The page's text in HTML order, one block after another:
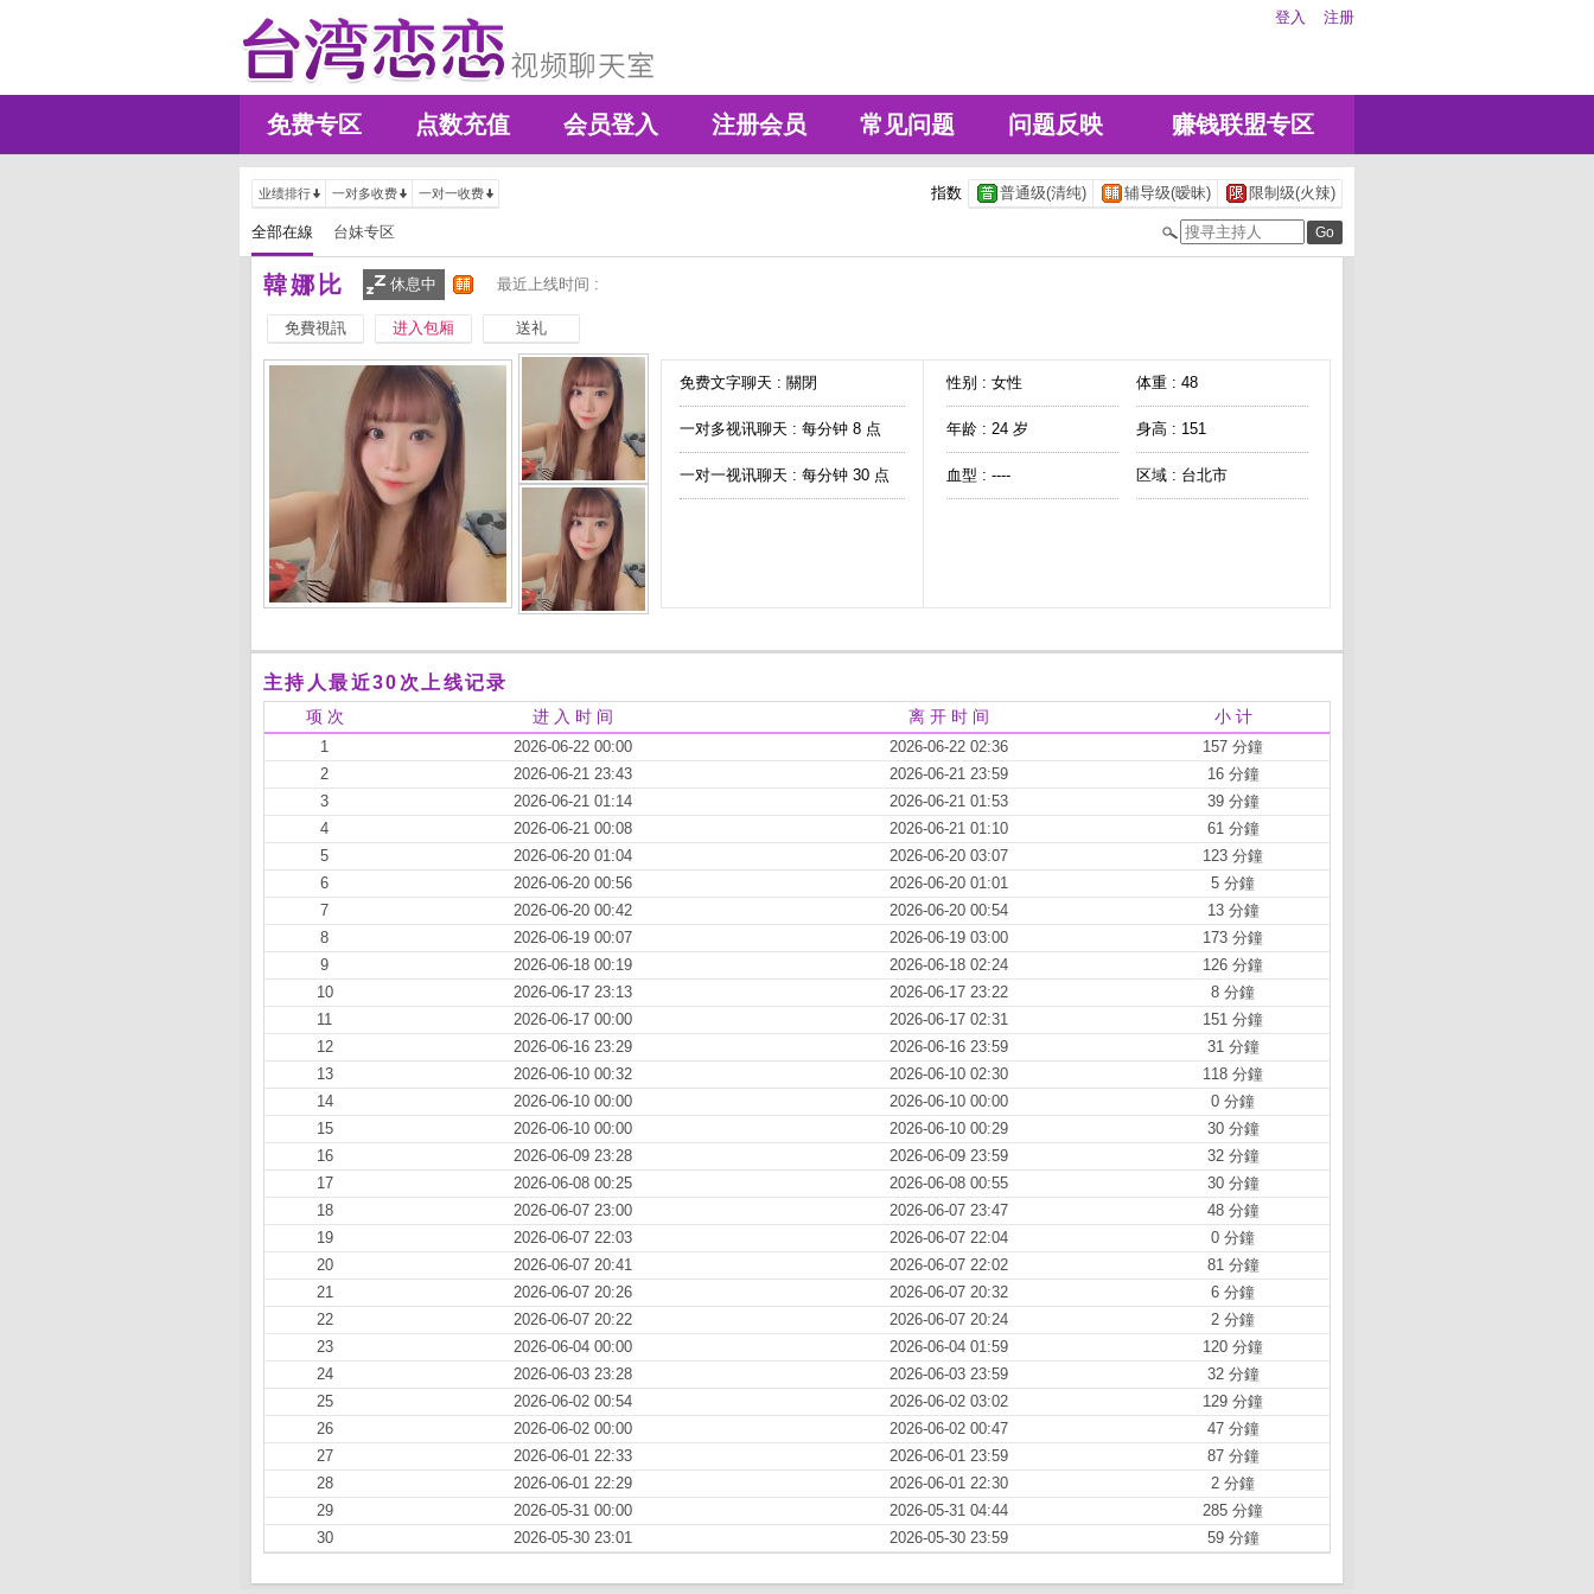
登入 注册
免费专区 点数充值 会员登入 注册会员 常见问题 问题反映 赚钱联盟专区
业绩排行 一对多收费 一对一收费 指数 普通级(清纯) 辅导级(暧昧) 限制级(火辣)
全部在線 台妹专区
韓娜比 休息中 最近上线时间 :
免費視訊 进入包厢 送礼
免费文字聊天 : 關閉
一对多视讯聊天 : 每分钟 8 点
一对一视讯聊天 : 每分钟 30 点
性别 : 女性 体重 : 48
年龄 : 24 岁 身高 : 151
血型 : ---- 区域 : 台北市
主持人最近30次上线记录
项 次 进 入 时 间 离 开 时 间 小 计
1 2026-06-22 00:00 2026-06-22 02:36
157 分鐘
2
2026-06-21 23:43 2026-06-21 23:59
16 分鐘
3
2026-06-21 01:14 2026-06-21 01:53
39 分鐘
4
2026-06-21 00:08 2026-06-21 01:10
61 分鐘
5
2026-06-20 01:04 2026-06-20 03:07
123 分鐘
6
2026-06-20 00:56 2026-06-20 01:01
5 分鐘
7
2026-06-20 00:42 2026-06-20 00:54
13 分鐘
8
2026-06-19 00:07 2026-06-19 03:00
173 分鐘
9
2026-06-18 00:19 2026-06-18 02:24
126 分鐘
10
2026-06-17 23:13 2026-06-17 23:22
8 分鐘
11
2026-06-17 00:00 2026-06-17 02:31
151 分鐘
12
2026-06-16 23:29 2026-06-16 23:59
31 分鐘
13
2026-06-10 00:32 2026-06-10 02:30
118 分鐘
14
2026-06-10 00:00 2026-06-10 00:00
0 分鐘
15
2026-06-10 00:00 2026-06-10 00:29
30 分鐘
16
2026-06-09 23:28 2026-06-09 23:59
32 分鐘
17
2026-06-08 00:25 2026-06-08 00:55
30 分鐘
18
2026-06-07 23:00 2026-06-07 23:47
48 分鐘
19
2026-06-07 22:03 2026-06-07 22:04
0 分鐘
20
2026-06-07 20:41 2026-06-07 22:02
81 分鐘
21
2026-06-07 20:26 2026-06-07 20:32
6 分鐘
22
2026-06-07 20:22 2026-06-07 20:24
2 分鐘
23
2026-06-04 00:00 2026-06-04 01:59
120 分鐘
24
2026-06-03 23:28 2026-06-03 23:59
32 分鐘
25
2026-06-02 00:54 2026-06-02 03:02
129 分鐘
26
2026-06-02 00:00 2026-06-02 00:47
47 分鐘
27
2026-06-01 22:33 2026-06-01 23:59
87 分鐘
28
2026-06-01 22:29 2026-06-01 22:30
2 分鐘
29
2026-05-31 00:00 2026-05-31 04:44
285 分鐘
30
2026-05-30 23:01 2026-05-30 23:59 59 分鐘